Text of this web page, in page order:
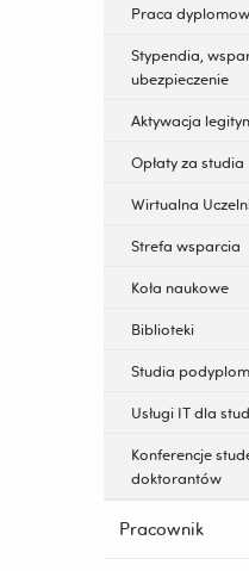
Praca
Stypendia,
ubezpieczenie
Aktywacja
Opłaty za studia
Wirtualna
Strefa wsparcia
Koła naukowe
Biblioteki
Studia
Usługi IT dla
Konferencje
doktorantów
Pracownik